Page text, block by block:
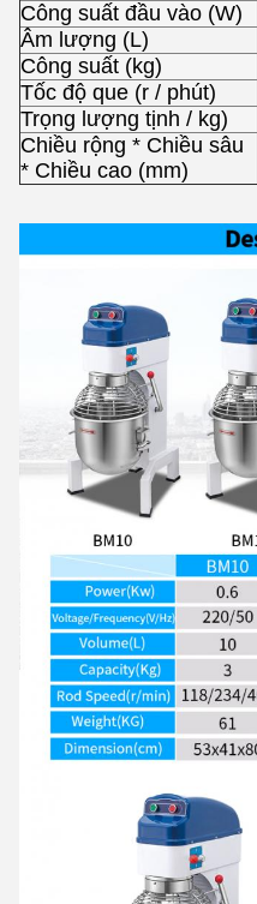
Công suất đầu vào (W)
Âm lượng (L)
Công suất (kg)
Tốc độ que (r / phút)
Trọng lượng tịnh / kg)
Chiều rộng * Chiều sâu
* Chiều cao (mm)